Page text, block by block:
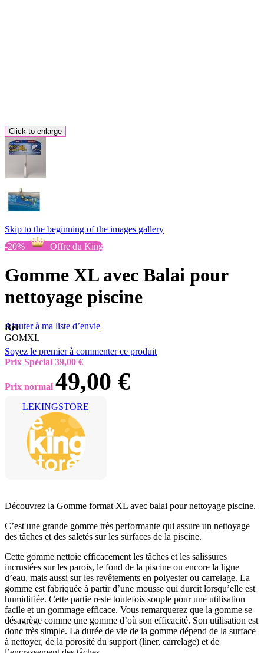
Click to enlarge
Skip to the beginning of the images gallery
-20%
Offre du King
Gomme XL avec Balai pour
nettoyage piscine
Ajouter à ma liste d’envie
Réf
GOMXL
Soyez le premier à commenter ce produit
Prix Spécial 39,00 €
Prix normal 49,00 €
LEKINGSTORE
Découvrez la Gomme format XL avec balai pour nettoyage piscine.
C’est une grande gomme très performante qui assure un nettoyage
des tâches et des saletés sur les surfaces de la piscine.
Cette gomme nettoie efficacement les tâches et les salissures
incrustées sur les parois, le fond de la piscine ou encore la ligne
d’eau, mais aussi sur les revêtements en polyester ou carrelage. La
gomme est fabriquée à partir d’une mousse qui durcit lorsqu’elle est
humidifiée. Cette partie reste toutefois souple pour une utilisation
facile et un gommage efficace. Vous remarquerez que la gomme se
désagrège comme une gomme d’où son efficacité. Son utilisation est
donc très simple. La durée de vie de la gomme dépend de la surface
à nettoyer, de la porosité du support (liner, carrelage) et de